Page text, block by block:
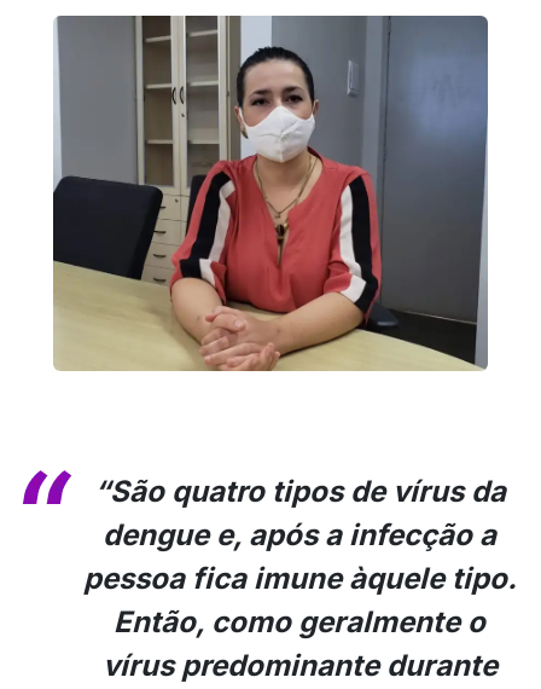
“São quatro tipos de vírus da
dengue e, após a infecção a
pessoa fica imune àquele tipo.
Então, como geralmente o
vírus predominante durante